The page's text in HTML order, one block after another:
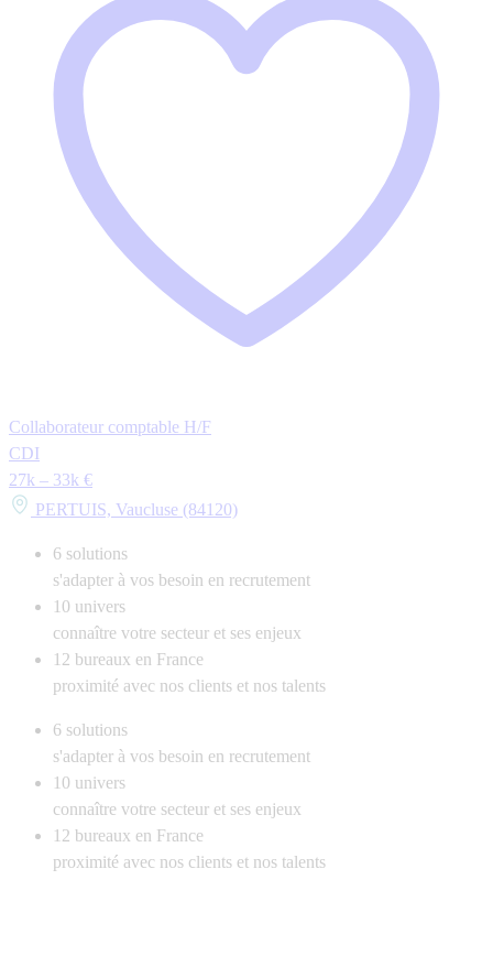
Collaborateur comptable H/F
CDI
27k – 33k €
PERTUIS, Vaucluse (84120)
6 solutions
s'adapter à vos besoin en recrutement
10 univers
connaître votre secteur et ses enjeux
12 bureaux en France
proximité avec nos clients et nos talents
6 solutions
s'adapter à vos besoin en recrutement
10 univers
connaître votre secteur et ses enjeux
12 bureaux en France
proximité avec nos clients et nos talents